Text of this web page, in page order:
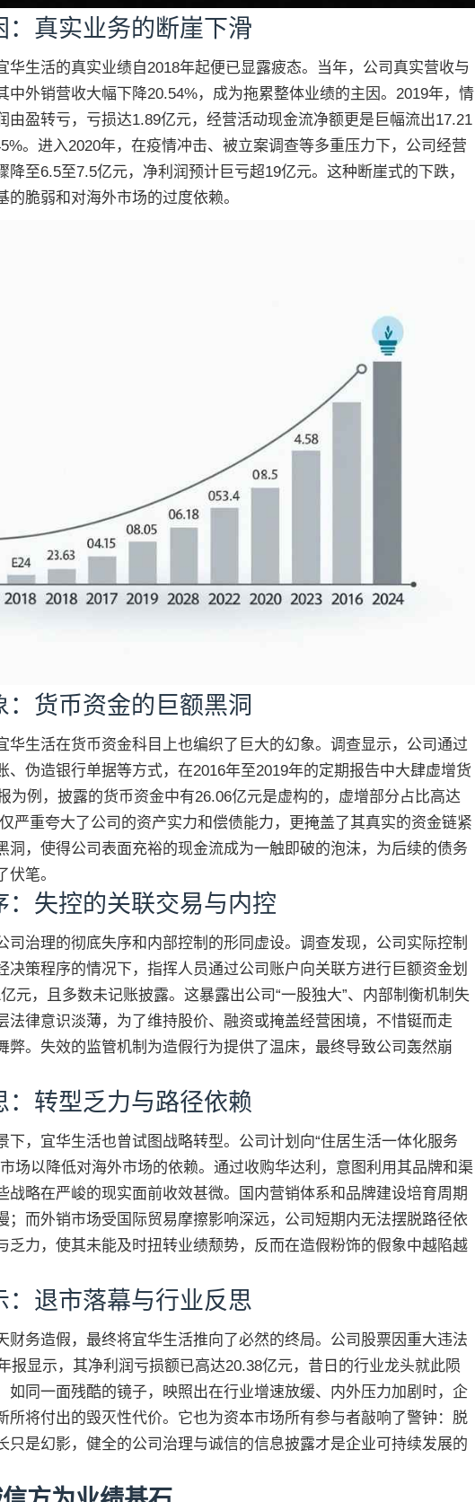
：真实业务的断崖下滑
华生活的真实业绩自2018年起便已显露疲态。当年，公司真实营收与
中外销营收大幅下降20.54%，成为拖累整体业绩的主因。2019年，情
由盈转亏，亏损达1.89亿元，经营活动现金流净额更是巨幅流出17.21
。进入2020年，在疫情冲击、被立案调查等多重压力下，公司经营
降至6.5至7.5亿元，净利润预计巨亏超19亿元。这种断崖式的下跌，
的脆弱和对海外市场的过度依赖。
：货币资金的巨额黑洞
华生活在货币资金科目上也编织了巨大的幻象。调查显示，公司通过
、伪造银行单据等方式，在2016年至2019年的定期报告中大肆虚增货
为例，披露的货币资金中有26.06亿元是虚构的，虚增部分占比高达
严重夸大了公司的资产实力和偿债能力，更掩盖了其真实的资金链紧
洞，使得公司表面充裕的现金流成为一触即破的泡沫，为后续的债务
笔。
：失控的关联交易与内控
司治理的彻底失序和内部控制的形同虚设。调查发现，公司实际控制
决策程序的情况下，指挥人员通过公司账户向关联方进行巨额资金划
元，且多数未记账披露。这暴露出公司“一股独大”、内部制衡机制失
法律意识淡薄，为了维持股价、融资或掩盖经营困境，不惜铤而走
弊。失效的监管机制为造假行为提供了温床，最终导致公司轰然崩
：转型乏力与路径依赖
下，宜华生活也曾试图战略转型。公司计划向“住居生活一体化服务
场以降低对海外市场的依赖。通过收购华达利，意图利用其品牌和渠
战略在严峻的现实面前收效甚微。国内营销体系和品牌建设培育周期
；而外销市场受国际贸易摩擦影响深远，公司短期内无法摆脱路径依
乏力，使其未能及时扭转业绩颓势，反而在造假粉饰的假象中越陷越
：退市落幕与行业反思
财务造假，最终将宜华生活推向了必然的终局。公司股票因重大违法
报显示，其净利润亏损额已高达20.38亿元，昔日的行业龙头就此陨
如同一面残酷的镜子，映照出在行业增速放缓、内外压力加剧时，企
所将付出的毁灭性代价。它也为资本市场所有参与者敲响了警钟：脱
只是幻影，健全的公司治理与诚信的信息披露才是企业可持续发展的